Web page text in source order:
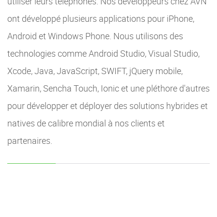
ont développé plusieurs applications pour iPhone,
Android et Windows Phone. Nous utilisons des
technologies comme Android Studio, Visual Studio,
Xcode, Java, JavaScript, SWIFT, jQuery mobile,
Xamarin, Sencha Touch, Ionic et une pléthore d'autres
pour développer et déployer des solutions hybrides et
natives de calibre mondial à nos clients et
partenaires.